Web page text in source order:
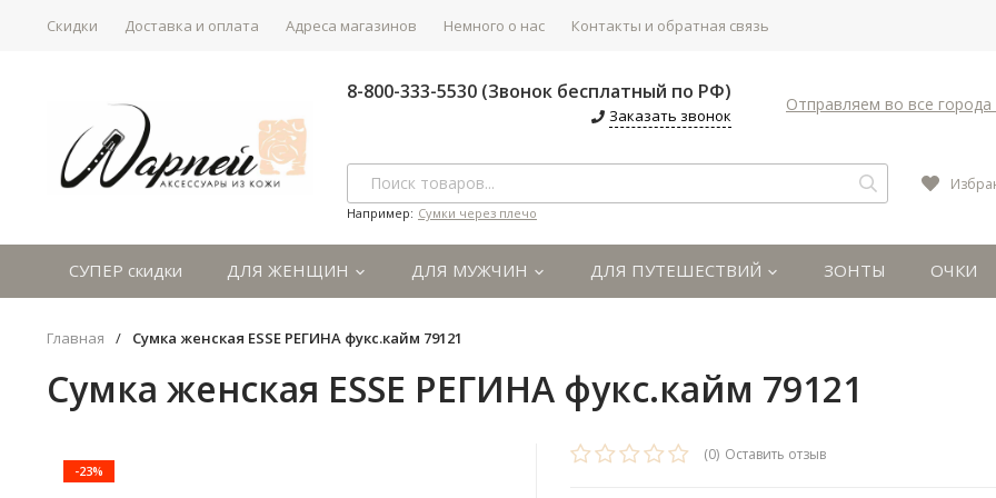
Скидки Доставка и оплата Адреса магазинов Немного о нас Контакты и обратная связь
8-800-333-5530 (Звонок бесплатный по РФ)
Заказать звонок
Отправляем во все города
Например: Сумки через плечо
СУПЕР скидки ДЛЯ ЖЕНЩИН ДЛЯ МУЖЧИН ДЛЯ ПУТЕШЕСТВИЙ ЗОНТЫ ОЧКИ
Главная / Сумка женская ESSE РЕГИНА фукс.кайм 79121
Сумка женская ESSE РЕГИНА фукс.кайм 79121
-23%
(0) Оставить отзыв